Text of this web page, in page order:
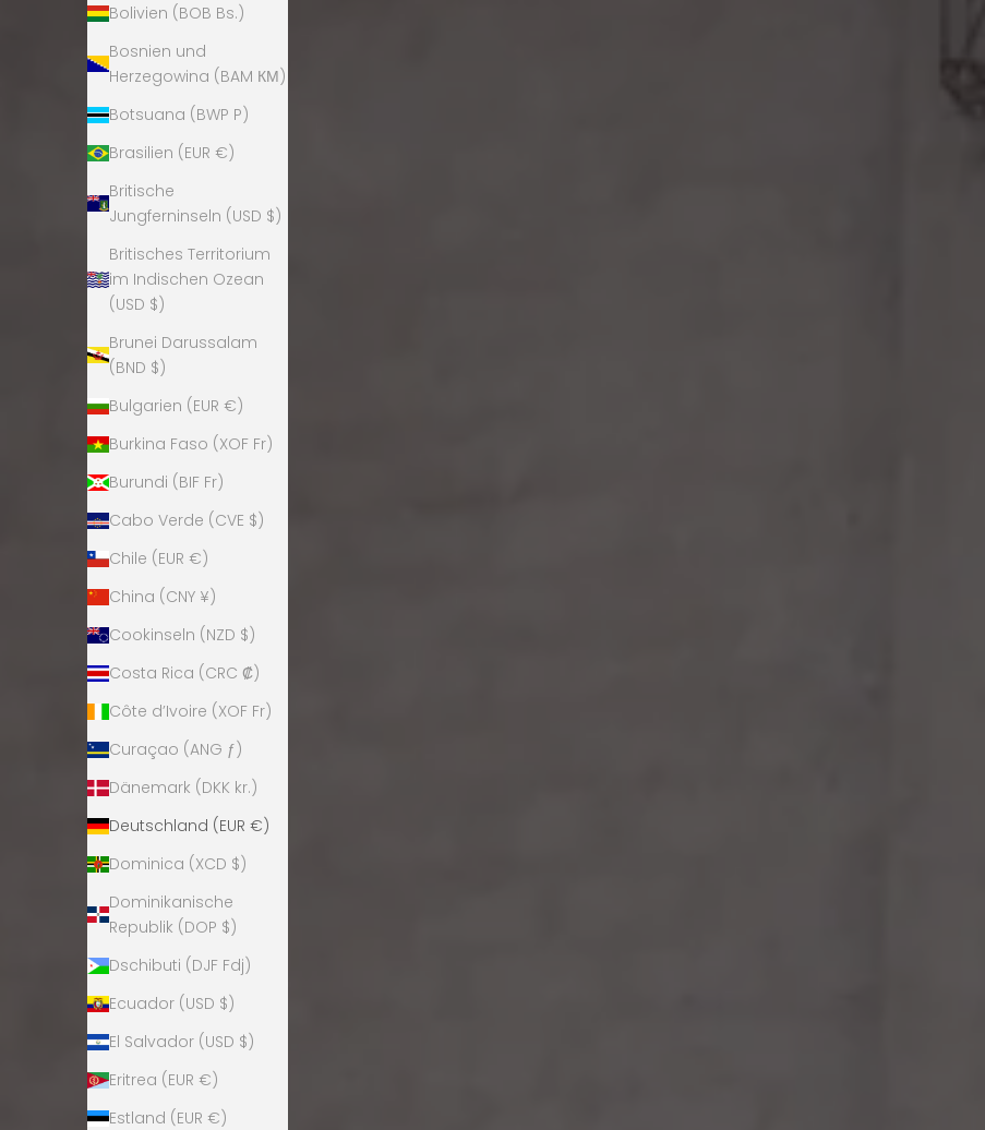
Bolivien (BOB Bs.)
Bosnien und
Herzegowina (BAM КМ)
Botsuana (BWP P)
Brasilien (EUR €)
Britische
Jungferninseln (USD $)
Britisches Territorium
im Indischen Ozean
(USD $)
Brunei Darussalam
(BND $)
Bulgarien (EUR €)
Burkina Faso (XOF Fr)
Burundi (BIF Fr)
Cabo Verde (CVE $)
Chile (EUR €)
China (CNY ¥)
Cookinseln (NZD $)
Costa Rica (CRC ₡)
Côte d’Ivoire (XOF Fr)
Curaçao (ANG ƒ)
Dänemark (DKK kr.)
Deutschland (EUR €)
Dominica (XCD $)
Dominikanische
Republik (DOP $)
Dschibuti (DJF Fdj)
Ecuador (USD $)
El Salvador (USD $)
Eritrea (EUR €)
Estland (EUR €)